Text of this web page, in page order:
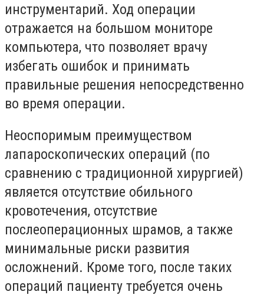
инструментарий. Ход операции
отражается на большом мониторе
компьютера, что позволяет врачу
избегать ошибок и принимать
правильные решения непосредственно
во время операции.
Неоспоримым преимуществом
лапароскопических операций (по
сравнению с традиционной хирургией)
является отсутствие обильного
кровотечения, отсутствие
послеоперационных шрамов, а также
минимальные риски развития
осложнений. Кроме того, после таких
операций пациенту требуется очень